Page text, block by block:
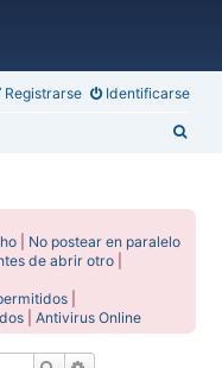
Identificarse
Registrarse
No postear en paralelo
de abrir otro
|Antivirus Online